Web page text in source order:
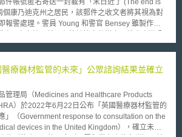
議，包含同樣甫經眾議院通過之HB0019法案，使
幣傳輸法（Money Transmitters Act）規範，有望
進行交易或交換。此外，正於眾議院進行二審的
塊鏈來儲存資料並進行內部聯繫。又，尚待眾議
件帳號匿名寄送一封載有「末日近了 (The end is
康乃迪克州之居民，該郵件之收文者將其視為對
報警處理。警員 Young 和警官 Bensey 雖製作了
將該等文件傳真給 AOL 法務部門，一周後 AOL
告因而提起訴訟，主張提供其帳戶資料之行為侵犯
四條。 法院認為在美國憲法修
網路使用者不能合理期待其用戶資訊為其隱私權所
路使用者申請使用服務前，用戶本身已在其本身知
給 ISP 業者，使該 ISP 業者得以提供相關服務，且
明，倘於其用戶或他人受有人身威脅 (physical
下 ( 如同本案例事實 ) ， AOL 將提供用戶資訊，
療器材監管的未來」公眾諮詢結果並確立
理局（Medicines and Healthcare Products
）於2022年6月22日公布「英國醫療器材監管的
」（Government response to consultation on the
devices in the United Kingdom），確立未來